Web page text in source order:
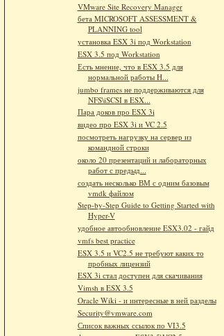
VMware Site Recovery Manager
бета MICROSOFT ASSESSMENT &
PLANNING tool
установка ESX 3i под Workstation
ESX 3.5 под Workstation
Есть мнение, что в ESX 3.5 для
нормальной работы H...
jumbo frames не поддерживаются для
NFS\iSCSI в ESX...
Пара доков про ESX 3i
видео про ESX 3i и VC 2.5
посмотреть нагрузку на сервер из
командной строки
около 20 презентаций и лабораторных
работ с предыд...
создать несколько ВМ с одним базовым
vmdk файлом
Step-by-Step Guide to Getting Started with
Hyper-V
удобное автообновление ESX3.02 - гайд
vmfs best practice
ESX 3.5 и VC2.5 не требуют каких то
пробных лицензий
ESX 3i стал доступен для скачивания
Vimsh в ESX 3.5
Oracle Wiki - и интересные в ней разделы
Security@vmware.com
Список важных ссылок по VI3.5